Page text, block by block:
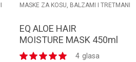
MASKE ZA KOSU, BALZAMI I TRETMANI
EQ ALOE HAIR
MOISTURE MASK 450ml
glasa
4